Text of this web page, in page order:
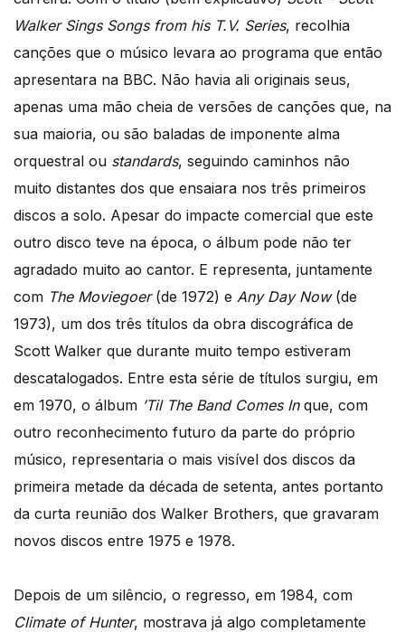
Walker Sings Songs from his T.V. Series, recolhia
canções que o músico levara ao programa que então
apresentara na BBC. Não havia ali originais seus,
apenas uma mão cheia de versões de canções que, na
sua maioria, ou são baladas de imponente alma
orquestral ou standards, seguindo caminhos não
muito distantes dos que ensaiara nos três primeiros
discos a solo. Apesar do impacte comercial que este
outro disco teve na época, o álbum pode não ter
agradado muito ao cantor. E representa, juntamente
com The Moviegoer(de 1972) e Any Day Now (de
1973), um dos três títulos da obra discográfica de
Scott Walker que durante muito tempo estiveram
descatalogados. Entre esta série de títulos surgiu, em
em 1970, o álbum ’Til The Band Comes Inque, com
outro reconhecimento futuro da parte do próprio
músico, representaria o mais visível dos discos da
primeira metade da década de setenta, antes portanto
da curta reunião dos Walker Brothers, que gravaram
novos discos entre 1975 e 1978.
Depois de um silêncio, o regresso, em 1984, com
Climate of Hunter, mostrava já algo completamente